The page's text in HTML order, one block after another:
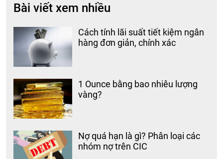
Bài viết xem nhiều
Cách tính lãi suất tiết kiệm ngân
hàng đơn giản, chính xác
1 Ounce bằng bao nhiêu lượng
vàng?
Nợ quá hạn là gì? Phân loại các
nhóm nợ trên CIC